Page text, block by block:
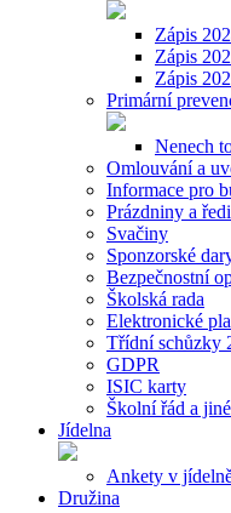
Zápis
Zápis
Zápis
Primární
Nenech
Omlouvání a
Informace pro
Prázdniny a
Svačiny
Sponzorské
Bezpečnostní
Školská rada
Elektronické
Třídní schůzky
GDPR
ISIC karty
Školní řád a
Jídelna
Ankety v
Družina